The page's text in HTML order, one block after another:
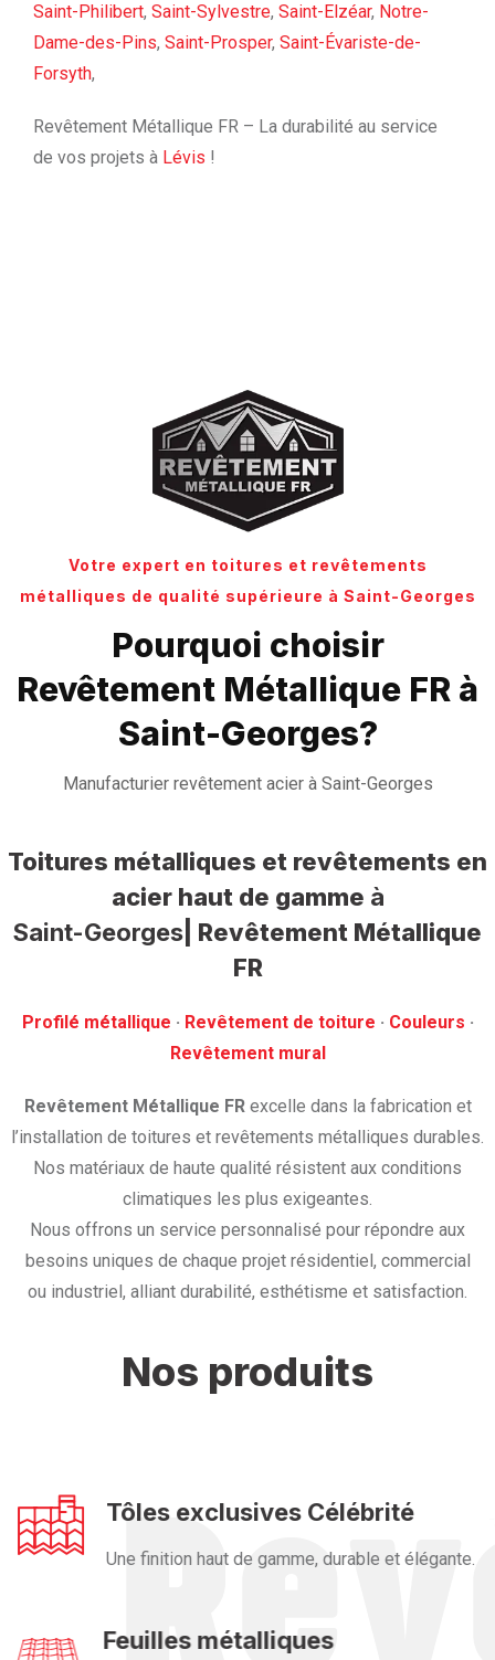
Saint-Philibert, Saint-Sylvestre, Saint-Elzéar, Notre-
Dame-des-Pins, Saint-Prosper, Saint-Évariste-de-
Forsyth,
Revêtement Métallique FR – La durabilité au service
de vos projets à Lévis !
Votre expert en toitures et revêtements
métalliques de qualité supérieure à Saint-Georges
Pourquoi choisir
Revêtement Métallique FR à
Saint-Georges?
Manufacturier revêtement acier à Saint-Georges
Toitures métalliques et revêtements en
acier haut de gamme à
Saint-Georges | Revêtement Métallique
FR
Profilé métallique · ‎ Revêtement de toiture · ‎ Couleurs ·
‎Revêtement mural
Revêtement Métallique FRexcelle dans la fabrication et
l’installation de toitures et revêtements métalliques durables.
Nos matériaux de haute qualité résistent aux conditions
climatiques les plus exigeantes.
Nous offrons un service personnalisé pour répondre aux
besoins uniques de chaque projet résidentiel, commercial
ou industriel, alliant durabilité, esthétisme et satisfaction.
Nos produits
Tôles exclusives Célébrité
Une finition haut de gamme, durable et élégante.
Feuilles métalliques